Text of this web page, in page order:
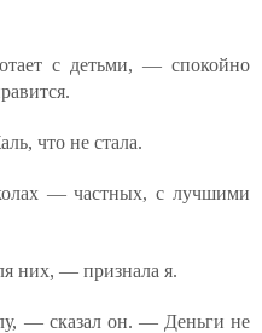
с детьми, — спокойно
что не стала.
— частных, с лучшими
них, — признала я.
— сказал он. — Деньги не